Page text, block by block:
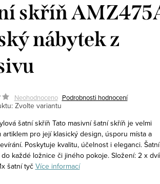
skříň
nábytek z
Neohodnoceno Podrobnosti hodnocení
Zvolte variantu
šatní skříň Tato masivní šatní skříň je velmi
artiklem pro její klasický design, úsporu místa a
Poskytuje kvalitu, účelnost i eleganci.
každé ložnice či jiného pokoje. Složení: 2 x
šatní tyčVíce informací